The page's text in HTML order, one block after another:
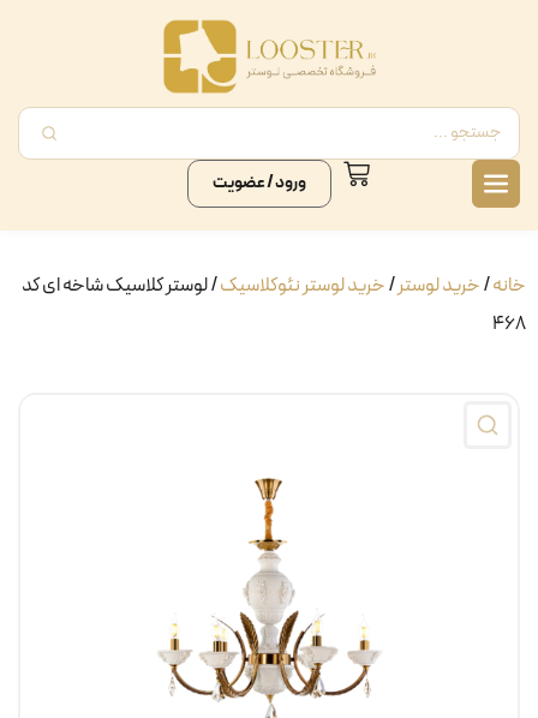
ورود / عضویت
خانه/خرید لوستر/خرید لوستر نئوکلاسیک/ لوستر کلاسیک شاخه ای کد
۴۶۸